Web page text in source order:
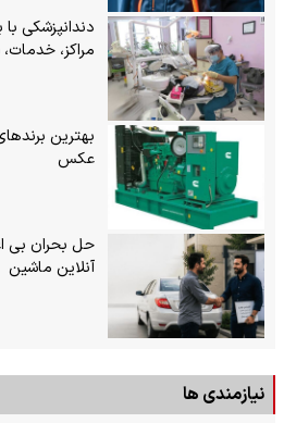
دندانپزشکی
مراکز،
بهترین
عکس
حل بحران بی‌
آنلاین ماشین
نیازمندی ها